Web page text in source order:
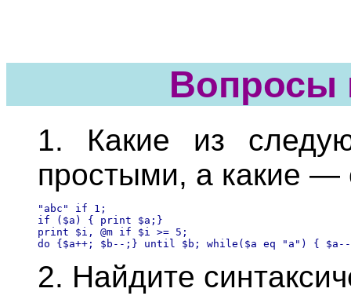
Вопросы
1. Какие из
простыми, а какие —
"abc" if 1;
if ($a) { print $a;}
print $i, @m if $i >= 5;
2. Найдите